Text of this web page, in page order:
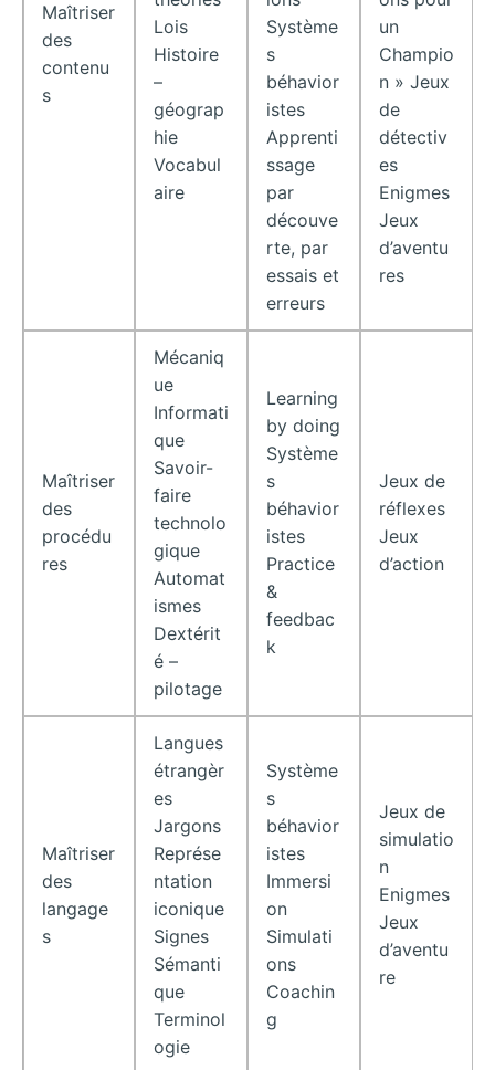
Maîtriser
des
contenu
s
Lois
Histoire
–
géograp
hie
Vocabul
aire
Système
s
béhavior
istes
Apprenti
ssage
par
découve
rte, par
essais et
erreurs
un
Champio
n » Jeux
de
détectiv
es
Enigmes
Jeux
d’aventu
res
Maîtriser
des
procédu
res
Mécaniq
ue
Informati
que
Savoir-
faire
technolo
gique
Automat
ismes
Dextérit
é –
pilotage
Learning
by doing
Système
s
béhavior
istes
Practice
&
feedbac
k
Jeux de
réflexes
Jeux
d’action
Maîtriser
des
langage
s
Langues
étrangèr
es
Jargons
Représe
ntation
iconique
Signes
Sémanti
que
Terminol
ogie
Système
s
béhavior
istes
Immersi
on
Simulati
ons
Coachin
g
Jeux de
simulatio
n
Enigmes
Jeux
d’aventu
re